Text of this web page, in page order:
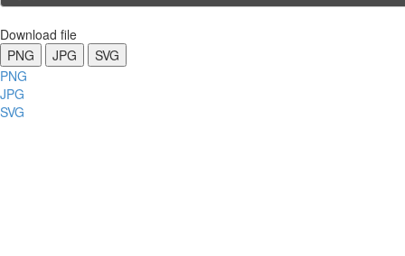
Download file
PNG
JPG
SVG
PNG
JPG
SVG